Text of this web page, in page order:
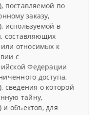
поставляемой по
заказу,
используемой в
составляющих
относимых к
с
Федерации
доступа,
сведения о которой
тайну,
и объектов, для